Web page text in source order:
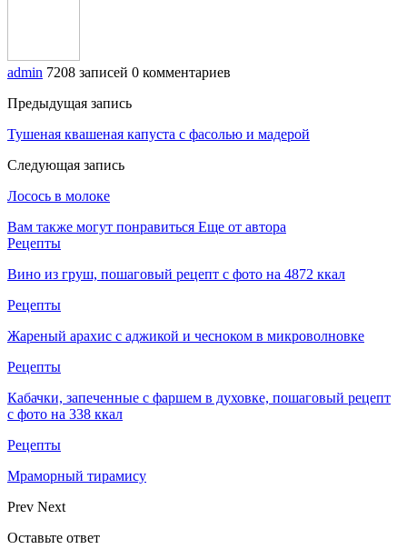
admin 7208 записей 0 комментариев
Предыдущая запись
Тушеная квашеная капуста с фасолью и мадерой
Следующая запись
Лосось в молоке
Вам также могут понравиться Еще от автора
Рецепты
Вино из груш, пошаговый рецепт с фото на 4872 ккал
Рецепты
Жареный арахис с аджикой и чесноком в микроволновке
Рецепты
Кабачки, запеченные с фаршем в духовке, пошаговый рецепт
с фото на 338 ккал
Рецепты
Мраморный тирамису
Prev Next
Оставьте ответ